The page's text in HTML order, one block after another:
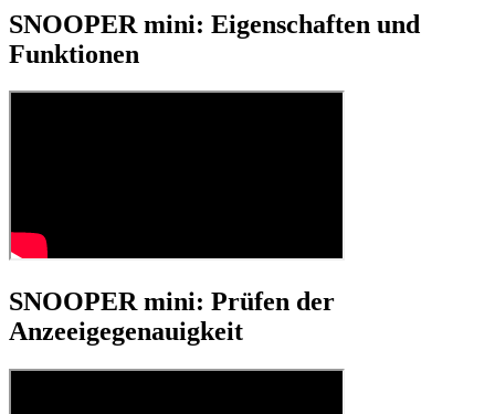
SNOOPER mini: Eigenschaften und
Funktionen
SNOOPER mini: Prüfen der
Anzeeigegenauigkeit